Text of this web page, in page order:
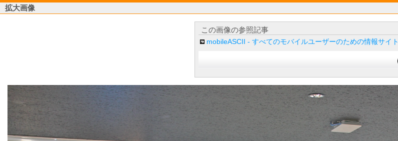
拡大画像
この画像の参照記事
mobileASCII - すべてのモバイルユーザーのための情報サイト